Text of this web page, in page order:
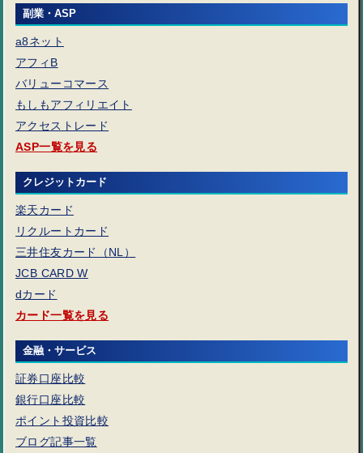
副業・ASP
a8ネット
アフィB
バリューコマース
もしもアフィリエイト
アクセストレード
ASP一覧を見る
クレジットカード
楽天カード
リクルートカード
三井住友カード（NL）
JCB CARD W
dカード
カード一覧を見る
金融・サービス
証券口座比較
銀行口座比較
ポイント投資比較
ブログ記事一覧